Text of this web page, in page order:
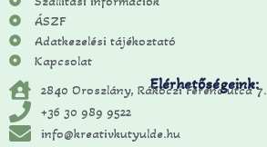
ÁSZF
Adatkezelési tájékoztató
Kapcsolat
Elérhetőségeink:
2840 Oroszlány, Rákóczi Ferenc utca 7.
+36 30 989 9522
info@kreativkutyulde.hu